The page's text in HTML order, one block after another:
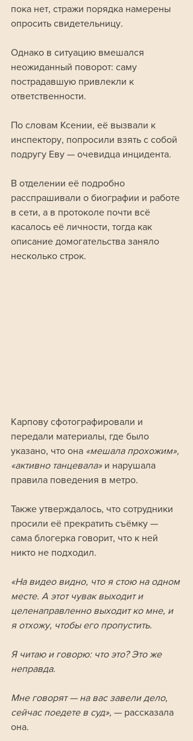
пока нет, стражи порядка намерены
опросить свидетельницу.
Однако в ситуацию вмешался
неожиданный поворот: саму
пострадавшую привлекли к
ответственности.
По словам Ксении, её вызвали к
инспектору, попросили взять с собой
подругу Еву — очевидца инцидента.
В отделении её подробно
расспрашивали о биографии и работе
в сети, а в протоколе почти всё
касалось её личности, тогда как
описание домогательства заняло
несколько строк.
Карпову сфотографировали и
передали материалы, где было
указано, что она «мешала прохожим»,
«активно танцевала» и нарушала
правила поведения в метро.
Также утверждалось, что сотрудники
просили её прекратить съёмку —
сама блогерка говорит, что к ней
никто не подходил.
«На видео видно, что я стою на одном
месте. А этот чувак выходит и
целенаправленно выходит ко мне, и
я отхожу, чтобы его пропустить.
Я читаю и говорю: что это? Это же
неправда.
Мне говорят — на вас завели дело,
сейчас поедете в суд», — рассказала
она.